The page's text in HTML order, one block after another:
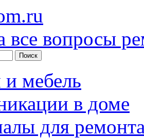
все вопросы
мебель
в доме
для